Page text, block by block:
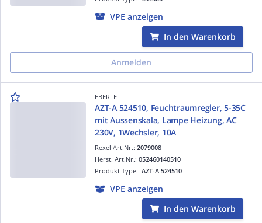
VPE anzeigen
In den Warenkorb
Anmelden
EBERLE
AZT-A 524510, Feuchtraumregler, 5-35C
mit Aussenskala, Lampe Heizung, AC
230V, 1Wechsler, 10A
Rexel Art.Nr.: 2079008
Produkt Type: AZT-A 524510
Herst. Art.Nr.: 052460140510
VPE anzeigen
In den Warenkorb